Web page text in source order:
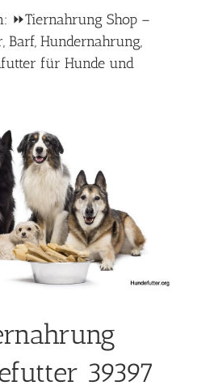
⏩Tiernahrung Shop –
Barf, Hundernahrung,
für Hunde und
39397